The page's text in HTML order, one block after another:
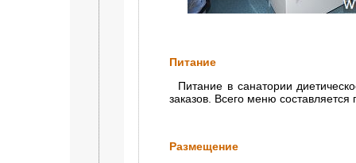
Питание
Питание в санатории
заказов. Всего меню
Размещение